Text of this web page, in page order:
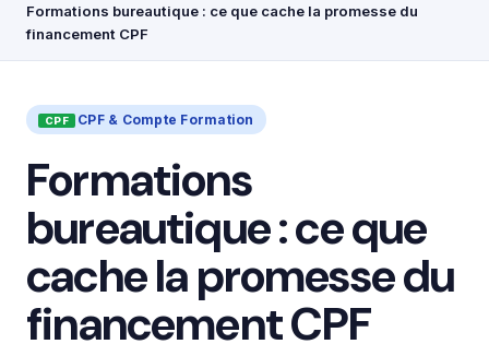
Formations bureautique : ce que cache la promesse du
financement CPF
CPF & Compte Formation
Formations
bureautique : ce que
cache la promesse du
financement CPF